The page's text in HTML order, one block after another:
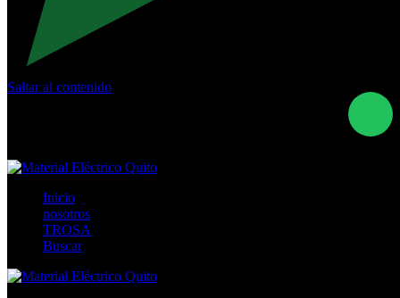
Saltar al contenido
Inicio
nosotros
TROSA
Buscar